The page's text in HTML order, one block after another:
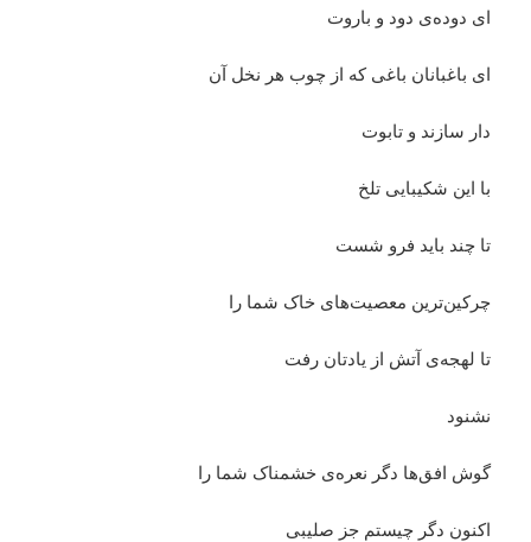
ای دوده‌ی دود و باروت
ای باغبانان باغی که از چوب هر نخل آن
دار سازند و تابوت
با این شکیبایی تلخ
تا چند باید فرو شست
چرکین‌ترین معصیت‌های خاک شما را
تا لهجه‌ی آتش از یادتان رفت
نشنود
گوش افق‌ها دگر نعره‌ی خشمناک شما را
اکنون دگر چیستم جز صلیبی